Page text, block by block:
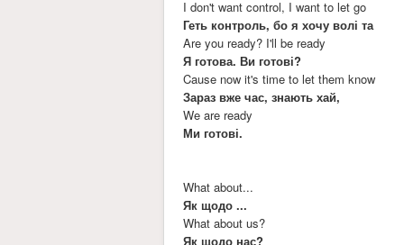
I don't want control, I want to let go
Геть контроль, бо я хочу волі та
Are you ready? I'll be ready
Я готова. Ви готові?
Cause now it's time to let them know
Зараз вже час, знають хай,
We are ready
Ми готові.
What about...
Як щодо ...
What about us?
Як щодо нас?